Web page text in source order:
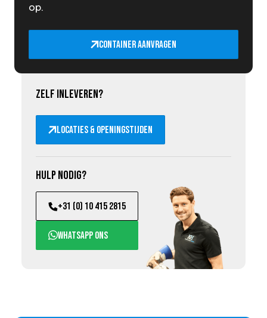
op.
Container aanvragen
Zelf inleveren?
Locaties & openingstijden
Hulp nodig?
+31 (0) 10 415 2815
WhatsApp ons